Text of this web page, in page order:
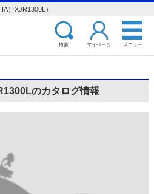
）XJR1300L）
検索 マイページ メニュー
のカタログ情報